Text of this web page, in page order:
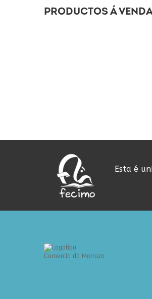
PRODUCTOS Á
Esta é